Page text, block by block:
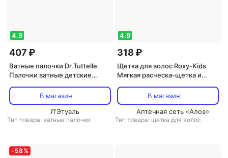
4.9
407 ₽
Ватные палочки Dr.Tuttelle
Палочки ватные детские
В магазин
Л'Этуаль
Тип товара: ватные палочки
4.9
318 ₽
Щетка для волос Roxy-Kids
Мягкая расческа-щетка и
шерсти, цвет лавандовый
В магазин
Аптечная сеть «Алоэ»
Тип товара: щетка для волос
- 58 %